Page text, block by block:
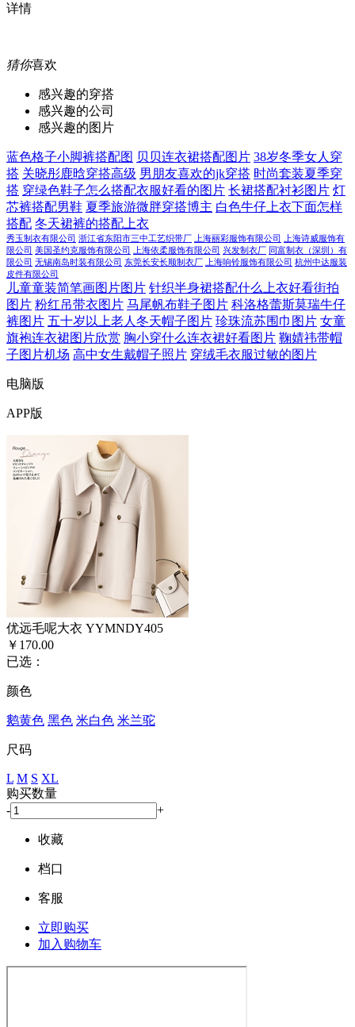
详情
猜你喜欢
感兴趣的穿搭
感兴趣的公司
感兴趣的图片
蓝色格子小脚裤搭配图 贝贝连衣裙搭配图片 38岁冬季女人穿
搭 关晓彤鹿晗穿搭高级 男朋友喜欢的jk穿搭 时尚套装夏季穿
搭 穿绿色鞋子怎么搭配衣服好看的图片 长裙搭配衬衫图片 灯
芯裤搭配男鞋 夏季旅游微胖穿搭博主 白色牛仔上衣下面怎样
搭配 冬天裙裤的搭配上衣
秀玉制衣有限公司 浙江省东阳市三中工艺织带厂 上海丽彩服饰有限公司
上海诗威服饰有
限公司 美国圣约克服饰有限公司 上海依柔服饰有限公司 兴发制衣厂 同富制衣（深圳）有
限公司 无锡南岛时装有限公司 东莞长安长顺制衣厂 上海响铃服饰有限公司 杭州中达服装
皮件有限公司
儿童童装简笔画图片图片 针织半身裙搭配什么上衣好看街拍
图片 粉红吊带衣图片 马尾帆布鞋子图片 科洛格蕾斯莫瑞牛仔
裤图片 五十岁以上老人冬天帽子图片 珍珠流苏围巾图片 女童
旗袍连衣裙图片欣赏 胸小穿什么连衣裙好看图片 鞠婧祎带帽
子图片机场 高中女生戴帽子照片 穿绒毛衣服过敏的图片
电脑版
APP版
优远毛呢大衣 YYMNDY405
￥170.00
已选：
颜色
鹅黄色 黑色 米白色 米兰驼
尺码
L M S XL
购买数量
-
+
收藏
档口
客服
立即购买
加入购物车